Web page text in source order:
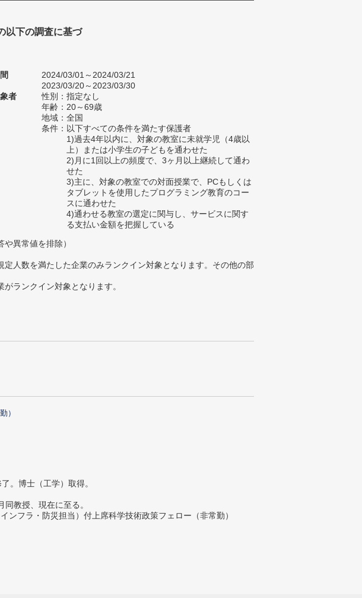
以下の調査に基づ
2024/03/01～2024/03/21
2023/03/20～2023/03/30
者
性別：指定なし
年齢：20～69歳
地域：全国
条件：以下すべての条件を満たす保護者
1)過去4年以内に、対象の教室に未就学児（4歳以
上）または小学生の子どもを通わせた
2)月に1回以上の頻度で、3ヶ月以上継続して通わ
せた
3)主に、対象の教室での対面授業で、PCもしくは
タブレットを使用したプログラミング教育のコー
スに通わせた
4)通わせる教室の選定に関与し、サービスに関す
る支払い金額を把握している
異常値を排除）
人数を満たした企業のみランクイン対象となります。その他の部
ランクイン対象となります。
）
。博士（工学）取得。
教授、現在に至る。
フラ・防災担当）付上席科学技術政策フェロー（非常勤）